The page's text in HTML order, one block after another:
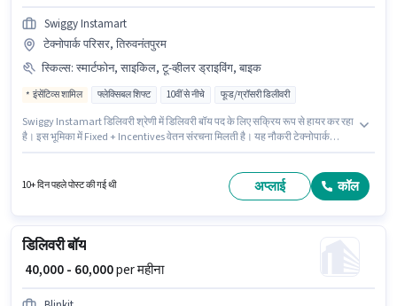
Swiggy Instamart
टेक्नोपार्क परिसर, तिरुवनंतपुरम
स्किल्स: स्मार्टफोन, साइकिल, टू-व्हीलर ड्राइविंग, बाइक
इंसेंटिव्स शामिल फ्लेक्सिबल शिफ्ट 10वीं से नीचे फूड/ग्रॉसरी डिलीवरी
Swiggy Instamart डिलिवरी श्रेणी में डिलिवरी बॉय पद के लिए सक्रिय रूप से हायर कर रहा
है। इस भूमिका में Fixed + Incentives वेतन संरचना मिलती है। यह नौकरी टेक्नोपार्क
भूमिका के साथ अतिरिक्त लाभ जैसे इंश्योरेंस भी मिलेंगे।
10+ दिन पहले पोस्ट की गई थी अप्लाई कॉल
डिलिवरी बॉय
₹ 40,000 - 60,000per महीना